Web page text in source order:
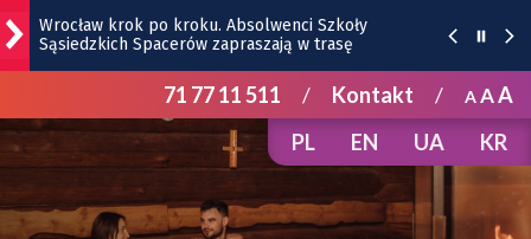
Wrocław krok po kroku. Absolwenci Szkoły
Sąsiedzkich Spacerów zapraszają w trasę
Bezpłatny koncert TeDe w Hucie! To kolejna odsłona
Dolnośląskich Koncertów Letnich [SZCZEGÓŁY]
Przedstawiamy bohaterów Super Meczu 2026:
drużyna Milanu i jej gwiazdy
71 77 11 511 / Kontakt / AAA
PL
EN UA KR